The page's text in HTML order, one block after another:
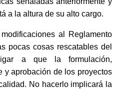
a la altura de su alto cargo.
al Reglamento
pocas cosas rescatables del
a que la formulación,
y aprobación de los proyectos
No hacerlo implicará la